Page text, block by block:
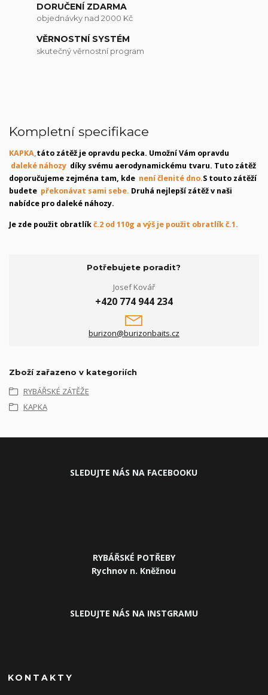
DORUČENÍ ZDARMA
objednávky nad 2000 Kč
VĚRNOSTNÍ SYSTÉM
skutečný věrnostní program
Kompletní specifikace
KAPKA,táto zátěž je opravdu pecka. Umožní Vám opravdu
daleké náhozy díky svému aerodynamickému tvaru. Tuto zátěž
doporučujeme zejména tam, kde není členité dno.S touto zátěží
budete překonávat sami sebe. Druhá nejlepší zátěž v naši
nabídce pro daleké náhozy.
Je zde použit obratlíkč.2 od 110g a výš je použit obratlík č.1.
Potřebujete poradit?
Josef Kovář
+420 774 944 234
burizon@burizonbaits.cz
Zboží zařazeno v kategoriích
RYBÁŘSKÉ ZÁTĚŽE
KAPKA
SLEDUJTE NÁS NA FACEBOOKU
RYBÁŘSKÉ POTŘEBY
Rychnov n. Kněžnou
SLEDUJTE NÁS NA INSTGRAMU
KONTAKTY